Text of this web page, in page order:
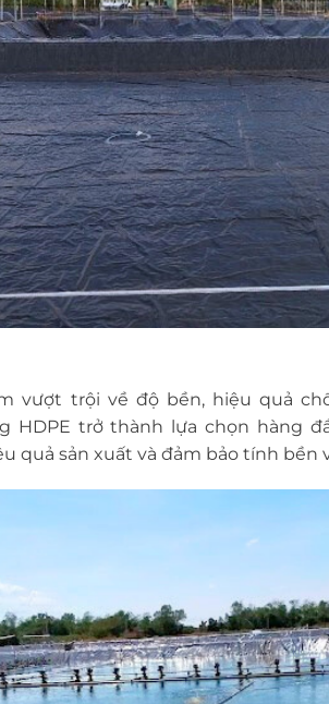
vượt trội về độ bền, hiệu quả
HDPE trở thành lựa chọn hàng
quả sản xuất và đảm bảo tính bền